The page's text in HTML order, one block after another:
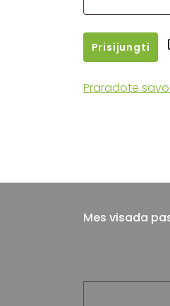
Prisijungti
Praradote
Mes visada